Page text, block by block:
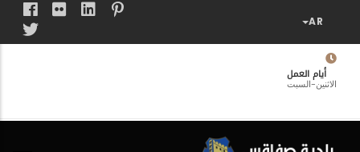
المحتوى
الرئيسيأيام العمل
الاثنين-السبت